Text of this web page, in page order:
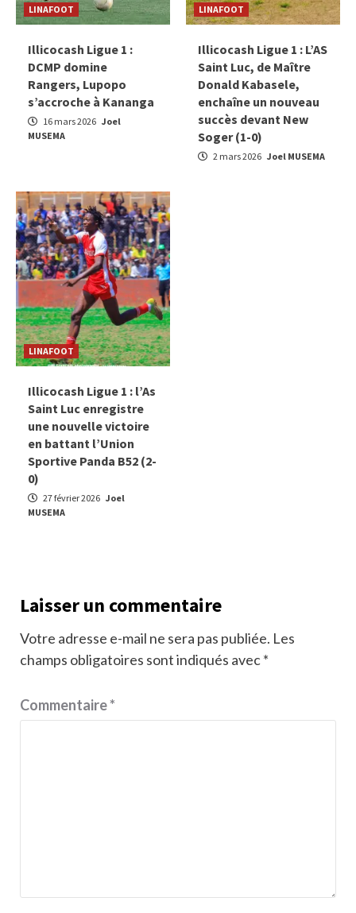
LINAFOOT
Illicocash Ligue 1 :
DCMP domine
Rangers, Lupopo
s’accroche à Kananga
16 mars 2026 Joel
MUSEMA
LINAFOOT
Illicocash Ligue 1 : L’AS
Saint Luc, de Maître
Donald Kabasele,
enchaîne un nouveau
succès devant New
Soger (1-0)
2 mars 2026 Joel MUSEMA
LINAFOOT
Illicocash Ligue 1 : l’As
Saint Luc enregistre
une nouvelle victoire
en battant l’Union
Sportive Panda B52 (2-
0)
27 février 2026 Joel
MUSEMA
Laisser un commentaire
Votre adresse e-mail ne sera pas publiée. Les
champs obligatoires sont indiqués avec*
Commentaire*